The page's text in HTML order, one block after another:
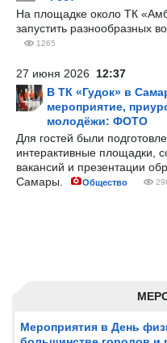
Мероприятия в День
На площадке около ТК
запустить разнообразных
1265
27 июня 2026 12:37
В ТК «Гудок» в
мероприятие,
молодёжи: ФОТО
Для гостей были
интерактивные площадки,
вакансий и презентации
Самары.
Общество